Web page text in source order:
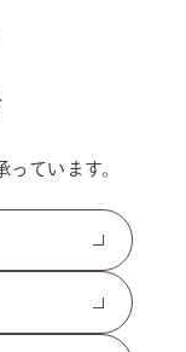
ています。